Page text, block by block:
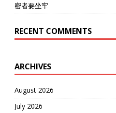
密者要坐牢
RECENT COMMENTS
ARCHIVES
August 2026
July 2026